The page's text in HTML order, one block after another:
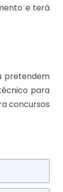
e terá
pretendem
para
concursos